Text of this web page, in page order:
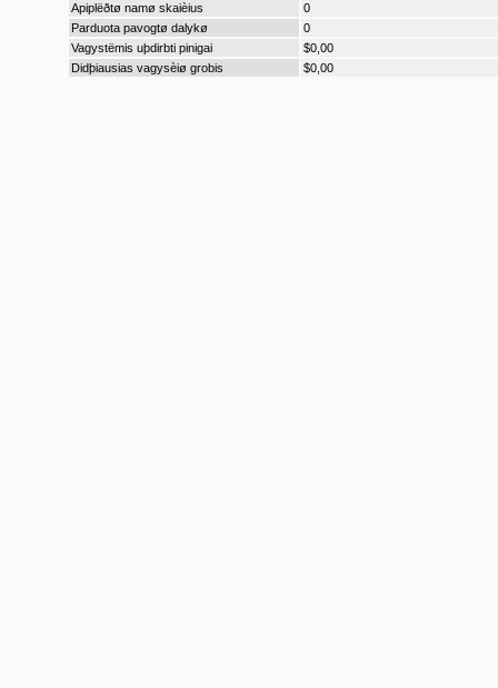
Apiplëðtø namø skaièius
0
Parduota pavogtø dalykø
0
Vagystëmis uþdirbti pinigai
$0,00
Didþiausias vagysèiø grobis
$0,00